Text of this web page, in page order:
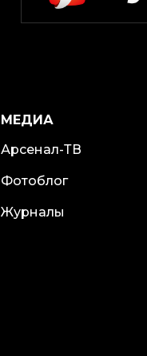
МЕДИА
Арсенал-ТВ
Фотоблог
Журналы